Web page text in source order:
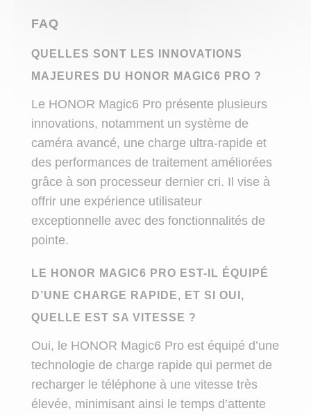
FAQ
QUELLES SONT LES INNOVATIONS
MAJEURES DU HONOR MAGIC6 PRO ?
Le HONOR Magic6 Pro présente plusieurs
innovations, notamment un système de
caméra avancé, une charge ultra-rapide et
des performances de traitement améliorées
grâce à son processeur dernier cri. Il vise à
offrir une expérience utilisateur
exceptionnelle avec des fonctionnalités de
pointe.
LE HONOR MAGIC6 PRO EST-IL ÉQUIPÉ
D’UNE CHARGE RAPIDE, ET SI OUI,
QUELLE EST SA VITESSE ?
Oui, le HONOR Magic6 Pro est équipé d’une
technologie de charge rapide qui permet de
recharger le téléphone à une vitesse très
élevée, minimisant ainsi le temps d’attente